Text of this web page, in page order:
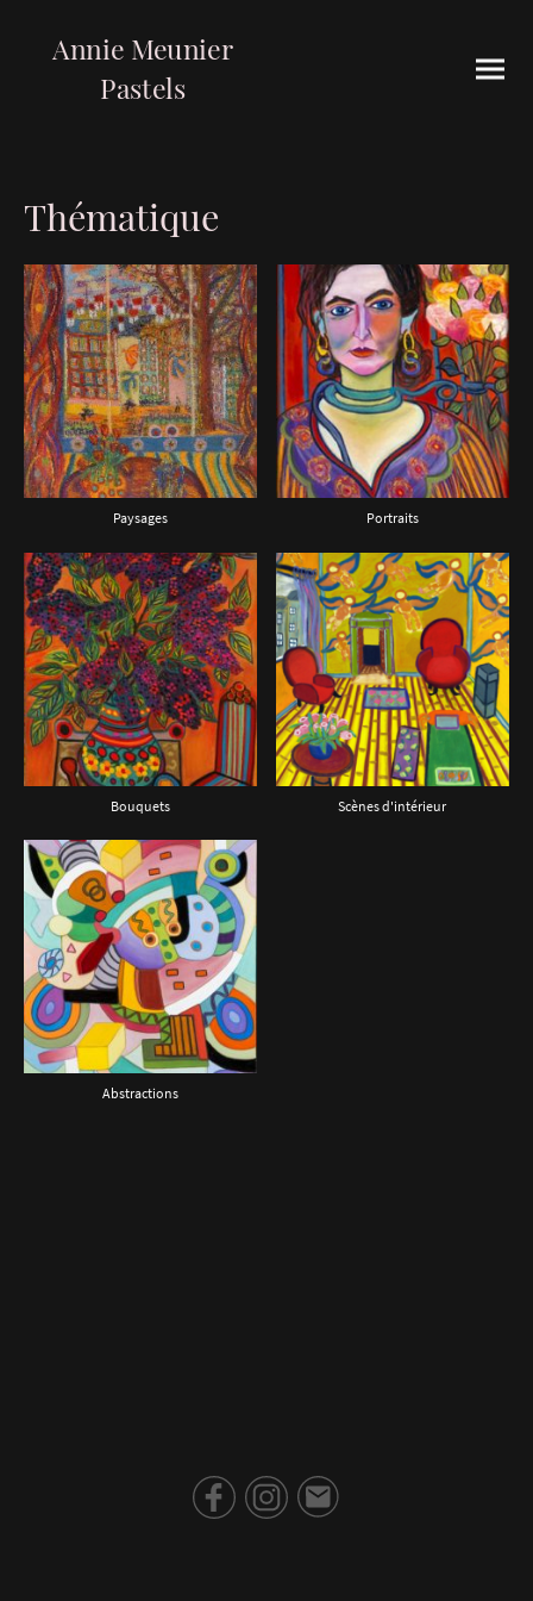
Annie Meunier
Pastels
Thématique
Paysages Portraits
Bouquets Scènes d'intérieur
Abstractions